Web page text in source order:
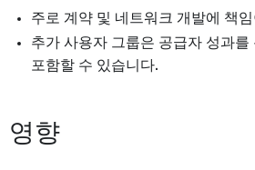
주로 계약 및 네트워크 개발에 책
추가 사용자 그룹은 공급자 성과를
포함할 수 있습니다.
영향